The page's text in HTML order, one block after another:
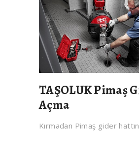
TAŞOLUK Pimaş
Açma
Kırmadan Pimaş gider